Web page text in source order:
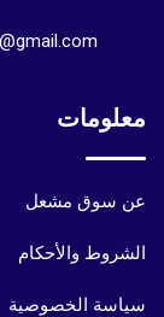
معلومات
عن سوق مشعل
الشروط والأحكام
سياسة الخصوصية